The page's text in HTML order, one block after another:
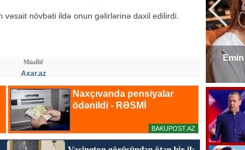
növbəti ildə onun gəlirlərinə daxil edilirdi.
Müəllif
Axar.az
Elşad Xosenin ölüm xəbəri yayıldı
Emin